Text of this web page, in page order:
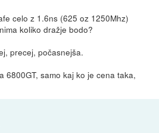
celo z 1.6ns (625 oz 1250Mhz)
koliko dražje bodo?
precej, počasnejša.
6800GT, samo kaj ko je cena taka,